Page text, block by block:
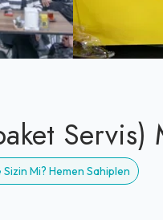
Servis)
Sizin Mi? Hemen Sahiplen